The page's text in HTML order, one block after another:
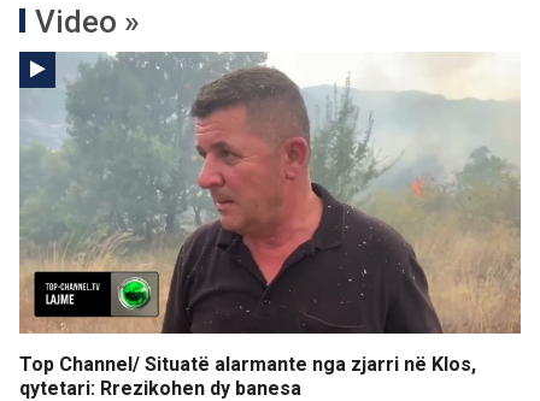
Video »
Top Channel/ Situatë alarmante nga zjarri në Klos,
qytetari: Rrezikohen dy banesa